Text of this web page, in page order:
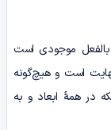
موجودی است
است و هیچ‌گونه
در همۀ ابعاد و به